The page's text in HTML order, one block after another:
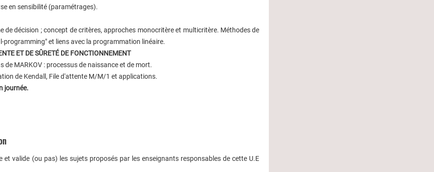
en sensibilité (paramétrages).
de décision ; concept de critères, approches monocritère et multicritère. Méthodes de
programming" et liens avec la programmation linéaire.
ET DE SÛRETÉ DE FONCTIONNEMENT
de MARKOV : processus de naissance et de mort.
de Kendall, File d'attente M/M/1 et applications.
journée.
valide (ou pas) les sujets proposés par les enseignants responsables de cette U.E